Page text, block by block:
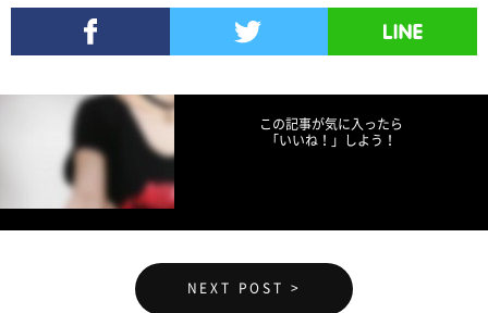
この記事が気に入ったら
「いいね！」しよう！
NEXT POST >